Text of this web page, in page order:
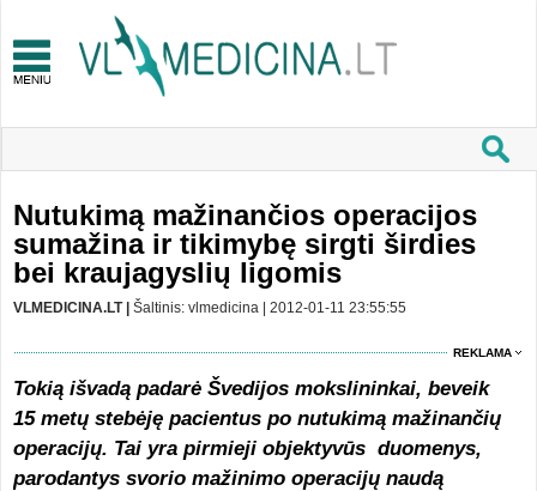
Nutukimą mažinančios operacijos
sumažina ir tikimybę sirgti širdies
bei kraujagyslių ligomis
VLMEDICINA.LT | Šaltinis: vlmedicina | 2012-01-11 23:55:55
REKLAMA
Tokią išvadą padarė Švedijos mokslininkai, beveik
15 metų stebėję pacientus po nutukimą mažinančių
operacijų. Tai yra pirmieji objektyvūs duomenys,
parodantys svorio mažinimo operacijų naudą